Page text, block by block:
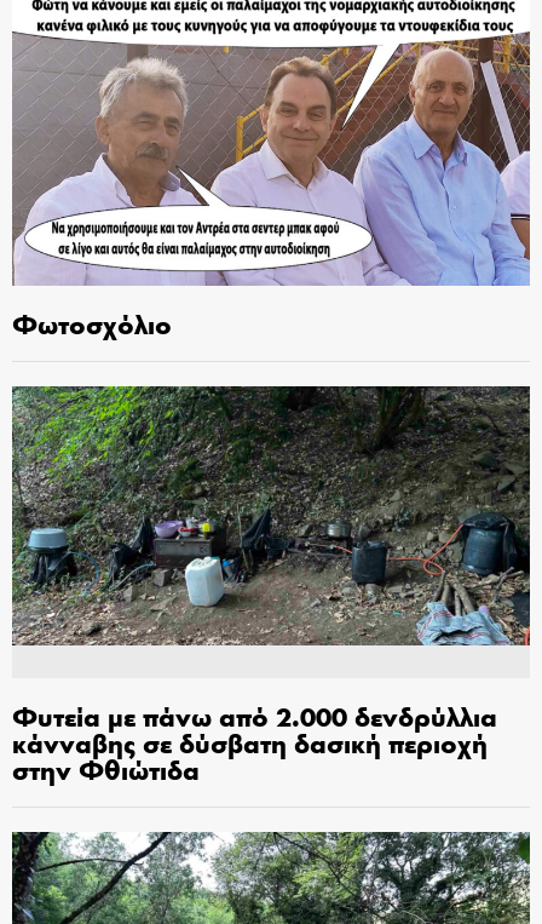
Φωτοσχόλιο
Φυτεία με πάνω από 2.000 δενδρύλλια
κάνναβης σε δύσβατη δασική περιοχή
στην Φθιώτιδα